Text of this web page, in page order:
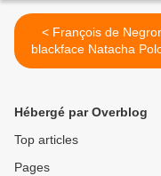
< François de Negroni
blackface Natacha
au Nutella (#Texte)
Hébergé par Overblog
Top articles
Pages